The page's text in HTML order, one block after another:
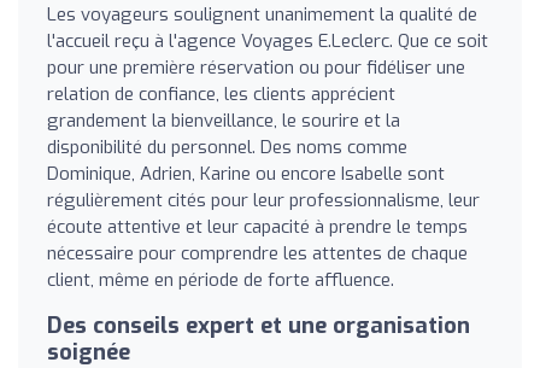
Les voyageurs soulignent unanimement la qualité de
l'accueil reçu à l'agence Voyages E.Leclerc. Que ce soit
pour une première réservation ou pour fidéliser une
relation de confiance, les clients apprécient
grandement la bienveillance, le sourire et la
disponibilité du personnel. Des noms comme
Dominique, Adrien, Karine ou encore Isabelle sont
régulièrement cités pour leur professionnalisme, leur
écoute attentive et leur capacité à prendre le temps
nécessaire pour comprendre les attentes de chaque
client, même en période de forte affluence.
Des conseils expert et une organisation
soignée